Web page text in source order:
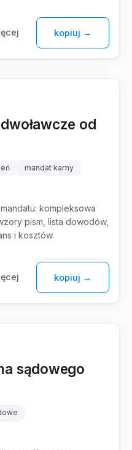
kopiuj →
od
mandat karny
kompleksowa
pism, lista dowodów,
i kosztów.
kopiuj →
sądowego